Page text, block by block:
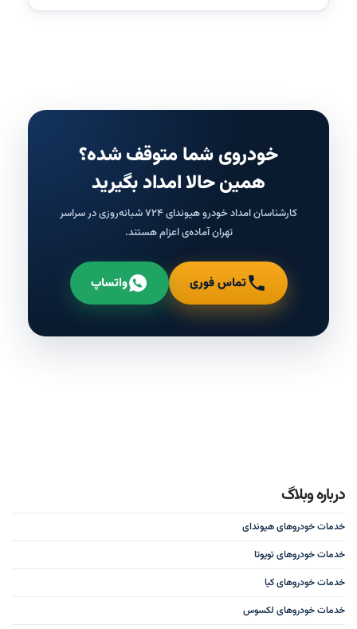
خودروی شما متوقف شده؟
همین حالا امداد بگیرید
کارشناسان امداد خودرو هیوندای ۷۲۴ شبانه‌روزی در سراسر
تهران آماده‌ی اعزام هستند.
تماس فوری واتساپ
درباره وبلاگ
خدمات خودروهای هیوندای
خدمات خودروهای تویوتا
خدمات خودروهای کیا
خدمات خودروهای لکسوس